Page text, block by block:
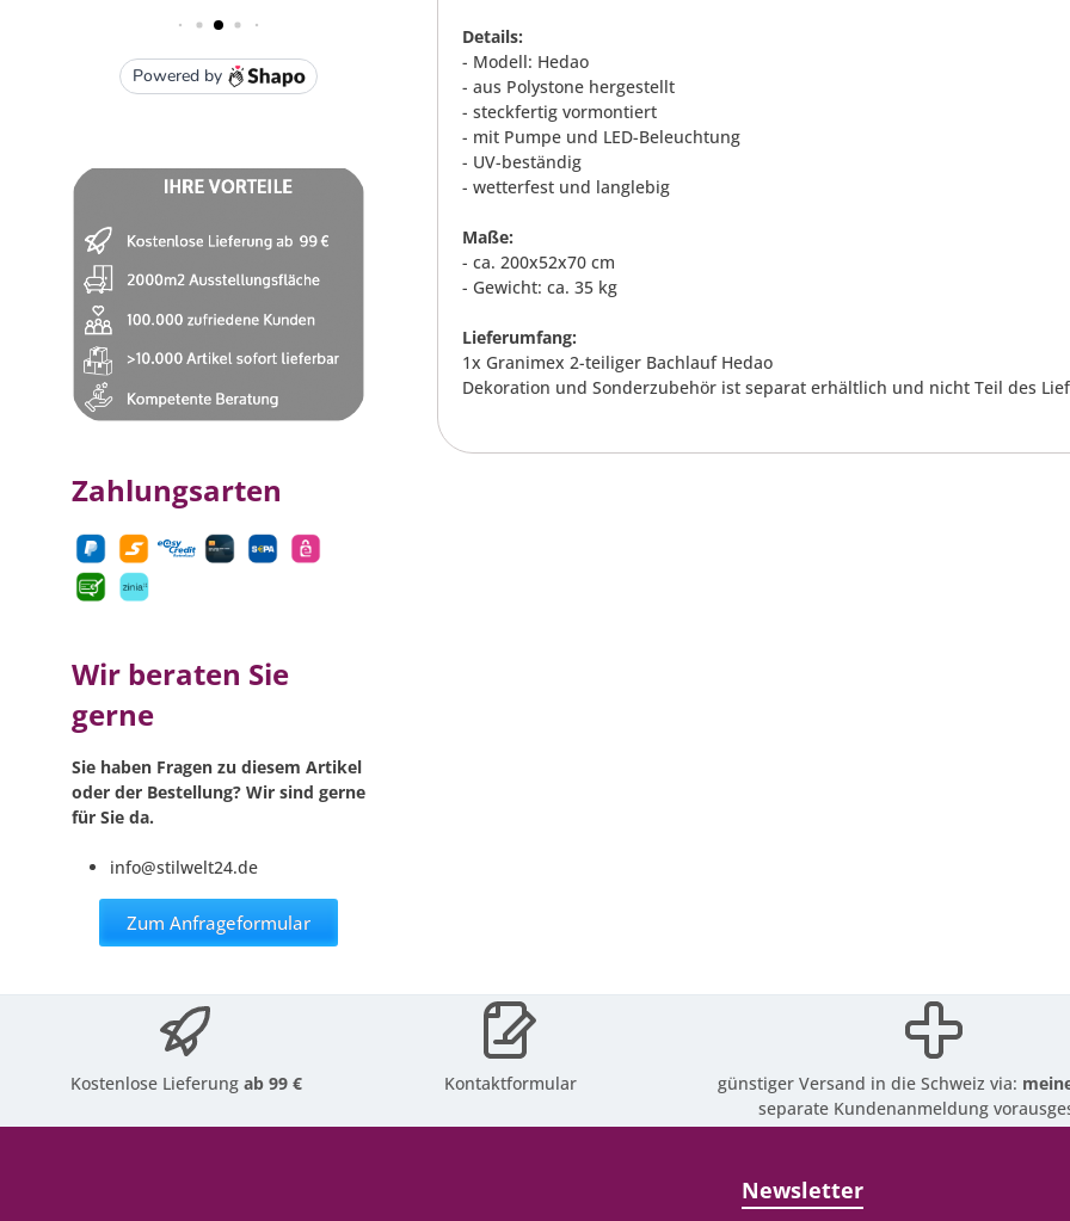
Zahlungsarten
Wir beraten Sie
gerne
Sie haben Fragen zu diesem Artikel
oder der Bestellung? Wir sind gerne
für Sie da.
info@stilwelt24.de
Zum Anfrageformular
Details:
- Modell: Hedao
- aus Polystone hergestellt
- steckfertig vormontiert
- mit Pumpe und LED-Beleuchtung
- UV-beständig
- wetterfest und langlebig
Maße:
- ca. 200x52x70 cm
- Gewicht: ca. 35 kg
Lieferumfang:
1x Granimex 2-teiliger Bachlauf Hedao
Dekoration und Sonderzubehör ist separat erhältlich und nicht Teil des
Kostenlose Lieferungab 99 € Kontaktformular günstiger Versand in die Schweiz via:
separate Kundenanmeldung
Newsletter